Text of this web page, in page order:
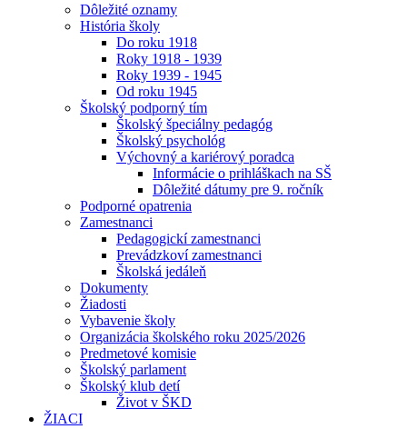
Dôležité oznamy
História školy
Do roku 1918
Roky 1918 - 1939
Roky 1939 - 1945
Od roku 1945
Školský podporný tím
Školský špeciálny pedagóg
Školský psychológ
Výchovný a kariérový poradca
Informácie o prihláškach na SŠ
Dôležité dátumy pre 9. ročník
Podporné opatrenia
Zamestnanci
Pedagogickí zamestnanci
Prevádzkoví zamestnanci
Školská jedáleň
Dokumenty
Žiadosti
Vybavenie školy
Organizácia školského roku 2025/2026
Predmetové komisie
Školský parlament
Školský klub detí
Život v ŠKD
ŽIACI